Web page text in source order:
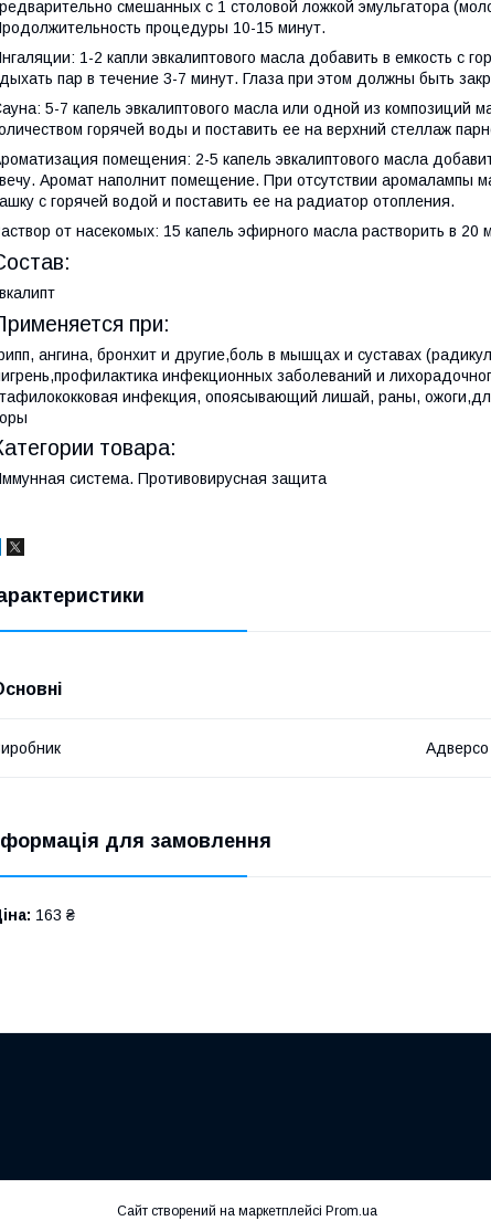
смешанных с 1 столовой ложкой эмульгатора
процедуры 10-15 минут.
1-2 капли эвкалиптового масла добавить в емкость с
пар в течение 3-7 минут. Глаза при этом должны быть
5-7 капель эвкалиптового масла или одной из композиций
горячей воды и поставить ее на верхний стеллаж
помещения: 2-5 капель эвкалиптового масла
Аромат наполнит помещение. При отсутствии аромалампы
с горячей водой и поставить ее на радиатор отопления.
от насекомых: 15 капель эфирного масла растворить в 20
при:
ангина, бронхит и другие,боль в мышцах и суставах
инфекционных заболеваний и
инфекция, опоясывающий лишай, раны,
товара:
система. Противовирусная защита
Адверсо
для замовлення
163 ₴
Сайт створений на маркетплейсі Prom.ua